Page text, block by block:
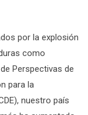
por la explosión
como
Perspectivas de
para la
nuestro país